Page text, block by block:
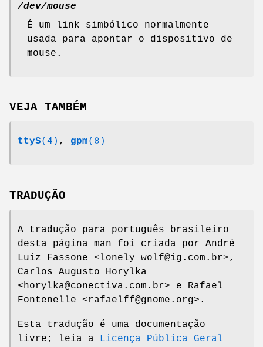
/dev/mouse
É um link simbólico normalmente
usada para apontar o dispositivo de
mouse.
VEJA TAMBÉM
ttyS(4) , gpm(8)
TRADUÇÃO
A tradução para português brasileiro
desta página man foi criada por André
Luiz Fassone <lonely_wolf@ig.com.br>,
Carlos Augusto Horylka
<horylka@conectiva.com.br> e Rafael
Fontenelle <rafaelff@gnome.org>.
Esta tradução é uma documentação
livre; leia a Licença Pública Geral